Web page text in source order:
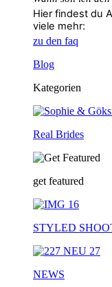
Hier findest du
viele mehr:
zu den faq
Blog
Kategorien
Real Brides
get featured
STYLED
NEWS